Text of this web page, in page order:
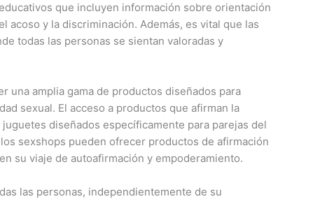
que incluyen información sobre orientación
acoso y la discriminación. Además, es vital que las
todas las personas se sientan valoradas y
una amplia gama de productos diseñados para
sexual. El acceso a productos que afirman la
diseñados específicamente para parejas del
sexshops pueden ofrecer productos de afirmación
su viaje de autoafirmación y empoderamiento.
las personas, independientemente de su